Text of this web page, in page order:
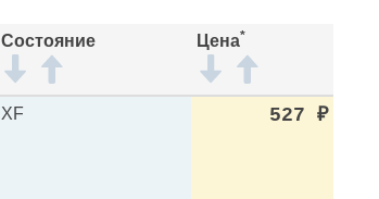
Состояние Цена*
XF 527 ₽